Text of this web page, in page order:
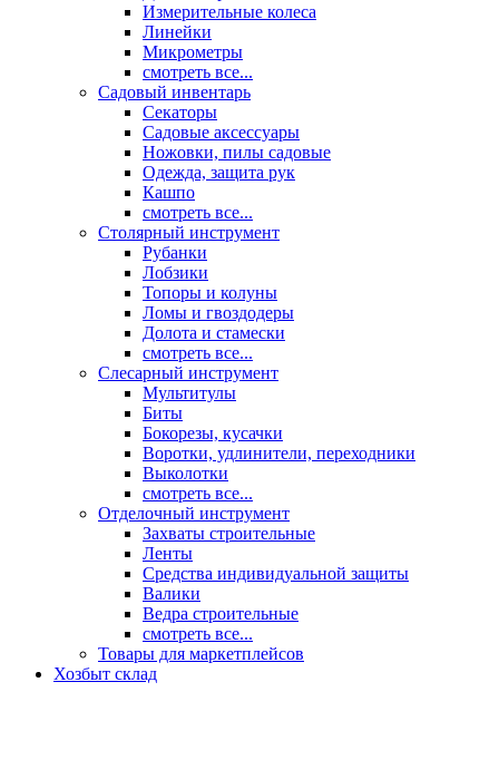
Измерительные колеса
Линейки
Микрометры
смотреть все...
Садовый инвентарь
Секаторы
Садовые аксессуары
Ножовки, пилы садовые
Одежда, защита рук
Кашпо
смотреть все...
Столярный инструмент
Рубанки
Лобзики
Топоры и колуны
Ломы и гвоздодеры
Долота и стамески
смотреть все...
Слесарный инструмент
Мультитулы
Биты
Бокорезы, кусачки
Воротки, удлинители, переходники
Выколотки
смотреть все...
Отделочный инструмент
Захваты строительные
Ленты
Средства индивидуальной защиты
Валики
Ведра строительные
смотреть все...
Товары для маркетплейсов
Хозбыт склад